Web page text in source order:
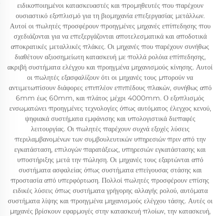
ειδικοποιημένοι κατασκευαστές και προμηθευτές που παρέχουν
ουσιαστικό εξοπλισμό για τη βιομηχανία επεξεργασίας μετάλλων.
Αυτοί οι πωλητές προσφέρουν προηγμένες μηχανές επίπεδησης που
σχεδιάζονται για να επεξεργάζονται αποτελεσματικά και αποδοτικά
αποκρατικές μεταλλικές πλάκες. Οι μηχανές που παρέχουν συνήθως
διαθέτουν αξιοσημείωτη κατασκευή με πολλά ρολόια επίπεδησης,
ακριβή συστήματα ελέγχου και προηγμένα μηχανισμούς κίνησης. Αυτοί
οι πωλητές εξασφαλίζουν ότι οι μηχανές τους μπορούν να
αντιμετωπίσουν διάφορες επιπλέον επιπέδους πλακών, συνήθως από
6mm έως 60mm, και πλάτος μέχρι 4000mm. Ο εξοπλισμός
ενσωματώνει προηγμένες τεχνολογίες όπως αυτόματος έλεγχος κενού,
ψηφιακά συστήματα εμφάνισης και υπολογιστικά διεπαφές
λειτουργίας. Οι πωλητές παρέχουν συχνά εξοχές λύσεις
περιλαμβανομένων των συμβουλευτικών υπηρεσιών πριν από την
εγκατάσταση, επιλογών παρατάξεως, υπηρεσιών εγκατάστασης και
υποστήριξης μετά την πώληση. Οι μηχανές τους εξαρτώνται από
συστήματα ασφαλείας όπως συστήματα επείγουσας στάσης και
προστασία από υπερφόρτωση. Πολλοί πωλητές προσφέρουν επίσης
ειδικές λύσεις όπως συστήματα γρήγορης αλλαγής ρολού, αυτόματα
συστήματα λίψης και προηγμένα μηχανισμούς ελέγχου τάσης. Αυτές οι
μηχανές βρίσκουν εφαρμογές στην κατασκευή πλοίων, την κατασκευή,